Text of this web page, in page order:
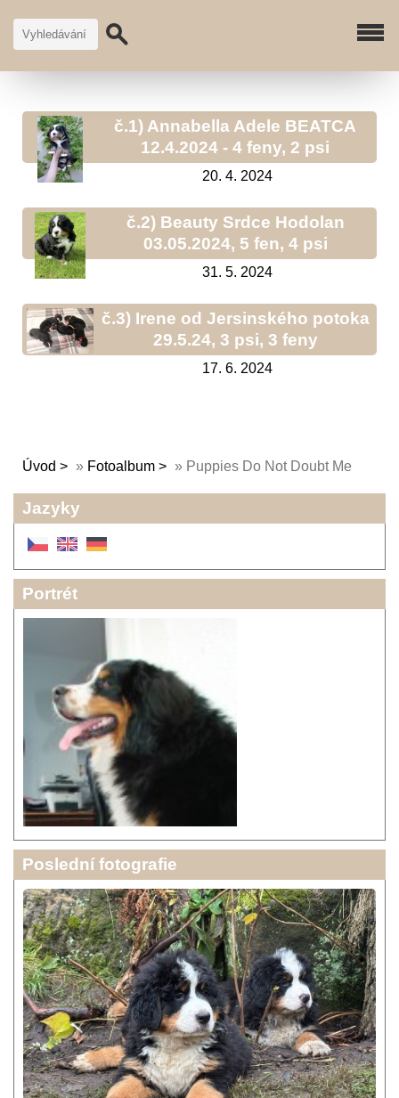
č.1) Annabella Adele BEATCA
12.4.2024 - 4 feny, 2 psi
20. 4. 2024
č.2) Beauty Srdce Hodolan
03.05.2024, 5 fen, 4 psi
31. 5. 2024
č.3) Irene od Jersinského potoka
29.5.24, 3 psi, 3 feny
17. 6. 2024
Úvod » Fotoalbum » Puppies Do Not Doubt Me
Jazyky
Portrét
Poslední fotografie